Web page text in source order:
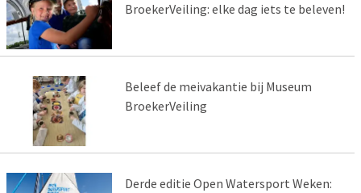
BroekerVeiling: elke dag iets te beleven!
Beleef de meivakantie bij Museum
BroekerVeiling
Derde editie Open Watersport Weken: